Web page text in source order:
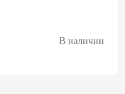
В наличии